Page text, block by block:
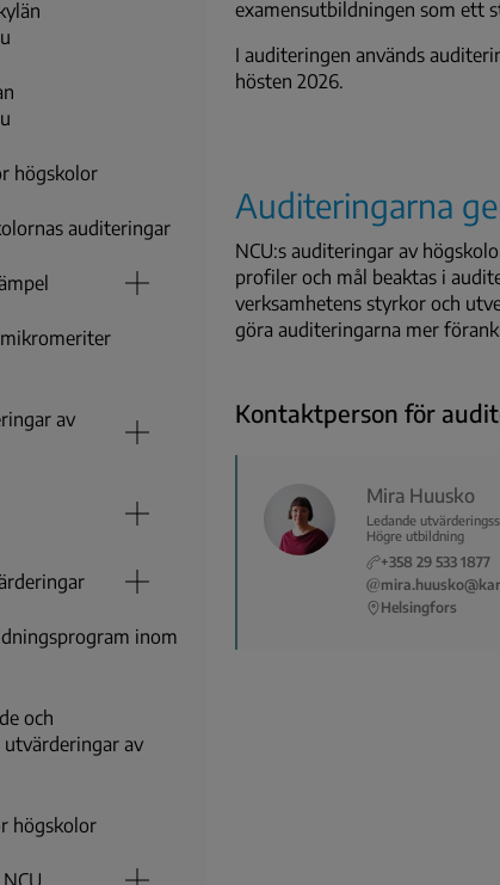
examensutbildningen som ett
I auditeringen används
hösten 2026.
Auditeringarna
NCU:s auditeringar av
profiler och mål beaktas i
verksamhetens styrkor och
göra auditeringarna mer
Kontaktperson för
Mira Huusko
Ledande
Högre utbildning
+358 29 533 1877
Helsingfors
högskolor
auditeringar
av
inom
och
av
högskolor